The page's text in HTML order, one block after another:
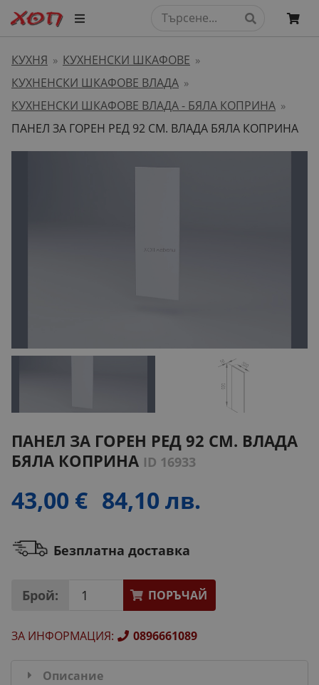
КУХНЯ » КУХНЕНСКИ ШКАФОВЕ »
КУХНЕНСКИ ШКАФОВЕ ВЛАДА »
КУХНЕНСКИ ШКАФОВЕ ВЛАДА - БЯЛА КОПРИНА »
ПАНЕЛ ЗА ГОРЕН РЕД 92 СМ. ВЛАДА БЯЛА КОПРИНА
ПАНЕЛ ЗА ГОРЕН РЕД 92 СМ. ВЛАДА
БЯЛА КОПРИНА ID 16933
43,00 € 84,10 лв.
Безплатна доставка
Брой: ПОРЪЧАЙ
ЗА ИНФОРМАЦИЯ: 0896661089
Описание